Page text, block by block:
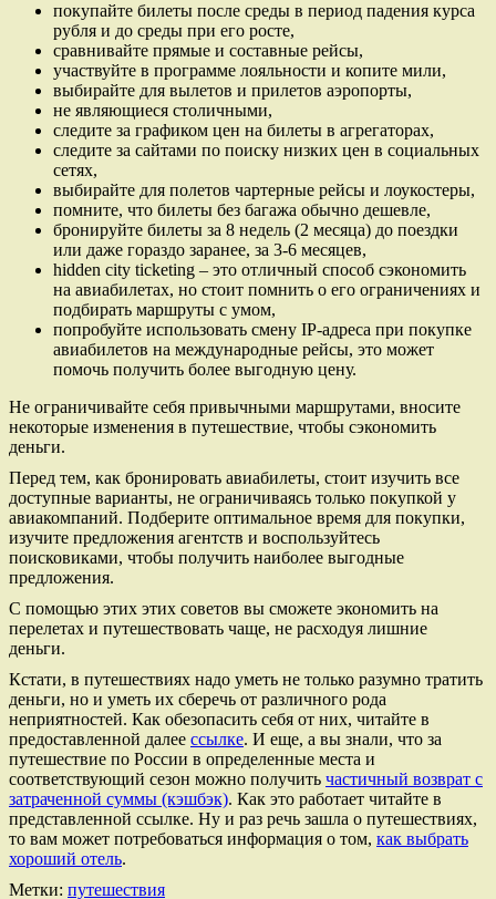
покупайте билеты после среды в период падения курса
рубля и до среды при его росте,
сравнивайте прямые и составные рейсы,
участвуйте в программе лояльности и копите мили,
выбирайте для вылетов и прилетов аэропорты,
не являющиеся столичными,
следите за графиком цен на билеты в агрегаторах,
следите за сайтами по поиску низких цен в социальных
сетях,
выбирайте для полетов чартерные рейсы и лоукостеры,
помните, что билеты без багажа обычно дешевле,
бронируйте билеты за 8 недель (2 месяца) до поездки
или даже гораздо заранее, за 3-6 месяцев,
hidden city ticketing – это отличный способ сэкономить
на авиабилетах, но стоит помнить о его ограничениях и
подбирать маршруты с умом,
попробуйте использовать смену IP-адреса при покупке
авиабилетов на международные рейсы, это может
помочь получить более выгодную цену.
Не ограничивайте себя привычными маршрутами, вносите
некоторые изменения в путешествие, чтобы сэкономить
деньги.
Перед тем, как бронировать авиабилеты, стоит изучить все
доступные варианты, не ограничиваясь только покупкой у
авиакомпаний. Подберите оптимальное время для покупки,
изучите предложения агентств и воспользуйтесь
поисковиками, чтобы получить наиболее выгодные
предложения.
С помощью этих этих советов вы сможете экономить на
перелетах и путешествовать чаще, не расходуя лишние
деньги.
Кстати, в путешествиях надо уметь не только разумно тратить
деньги, но и уметь их сберечь от различного рода
неприятностей. Как обезопасить себя от них, читайте в
предоставленной далее ссылке. И еще, а вы знали, что за
путешествие по России в определенные места и
соответствующий сезон можно получить частичный возврат с
затраченной суммы (кэшбэк). Как это работает читайте в
представленной ссылке. Ну и раз речь зашла о путешествиях,
то вам может потребоваться информация о том, как выбрать
хороший отель.
Метки: Метки
путешествия